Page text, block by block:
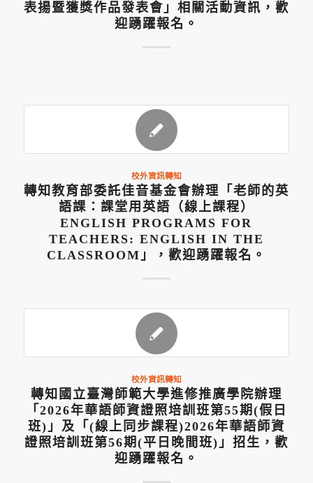
表揚暨獲獎作品發表會」相關活動資訊，歡
迎踴躍報名。
校外資訊轉知
轉知教育部委託佳音基金會辦理「老師的英
語課：課堂用英語（線上課程）
ENGLISH PROGRAMS FOR
TEACHERS: ENGLISH IN THE
CLASSROOM」，歡迎踴躍報名。
校外資訊轉知
轉知國立臺灣師範大學進修推廣學院辦理
「2026年華語師資證照培訓班第55期(假日
班)」及「(線上同步課程)2026年華語師資
證照培訓班第56期(平日晚間班)」招生，歡
迎踴躍報名。